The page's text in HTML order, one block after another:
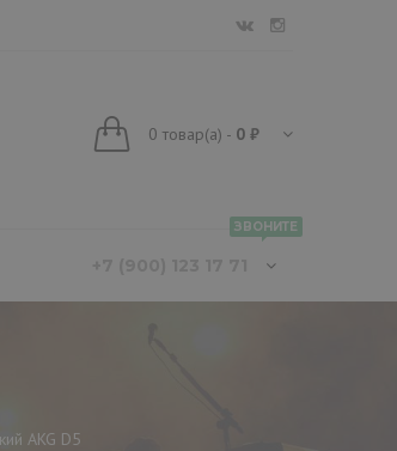
0 товар(а) - 0 ₽
ЗВОНИТЕ
AKG D5